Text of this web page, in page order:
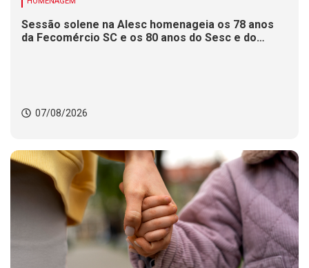
Sessão solene na Alesc homenageia os 78 anos
da Fecomércio SC e os 80 anos do Sesc e do
07/08/2026